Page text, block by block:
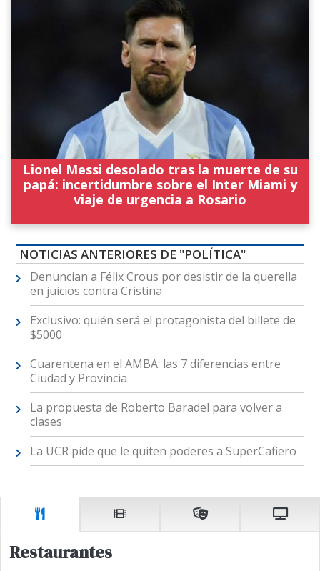
Lionel Messi desolado tras la muerte de su
papá: incertidumbre sobre el Inter Miami y
viaje de urgencia a Rosario
NOTICIAS ANTERIORES DE "POLÍTICA"
Denuncian a Félix Crous por desistir de la querella
en juicios contra Cristina
Exclusivo: quién será el protagonista del billete de
$5000
Cuarentena en el AMBA: las 7 diferencias entre
Ciudad y Provincia
La propuesta de Roberto Baradel para volver a
clases
La UCR pide que le quiten poderes a SuperCafiero
Restaurantes